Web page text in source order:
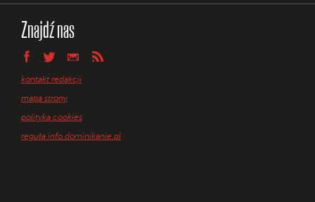
Znajdź nas
kontakt redakcji
mapa strony
polityka cookies
reguła info.dominikanie.pl